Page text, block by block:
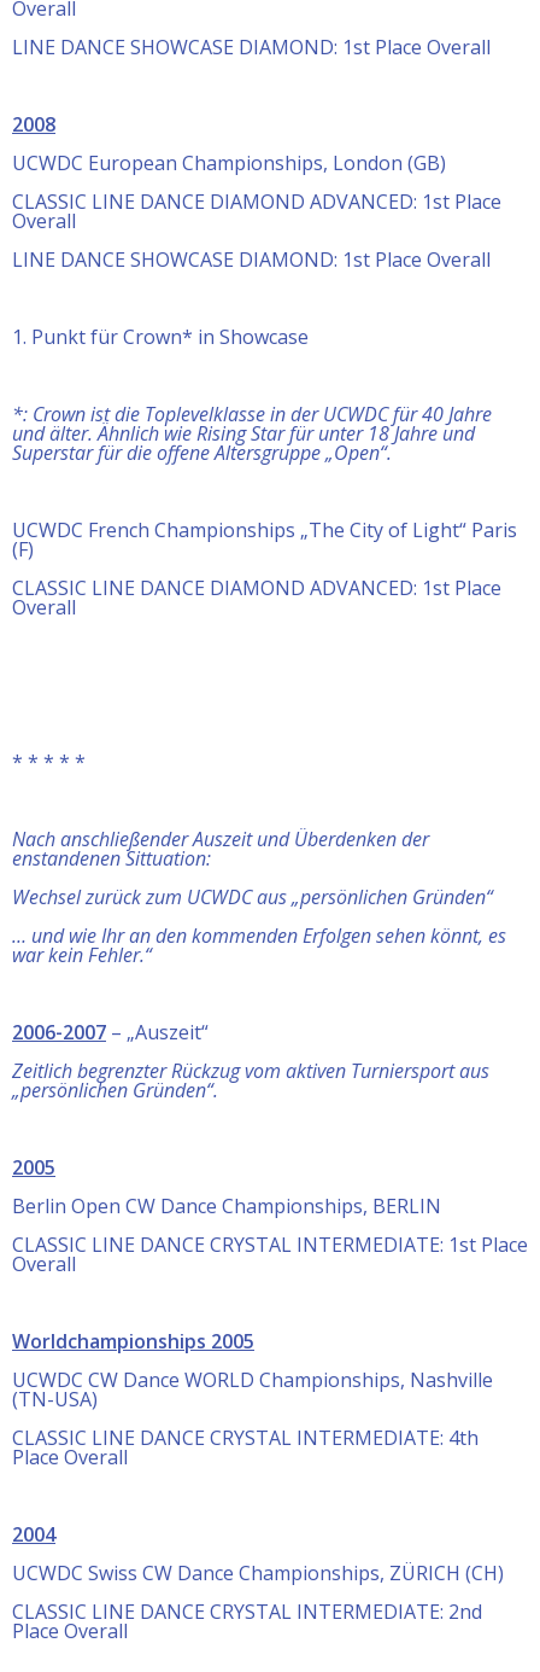
Overall
LINE DANCE SHOWCASE DIAMOND: 1st Place Overall
2008
UCWDC European Championships, London (GB)
CLASSIC LINE DANCE DIAMOND ADVANCED: 1st Place
Overall
LINE DANCE SHOWCASE DIAMOND: 1st Place Overall
1. Punkt für Crown* in Showcase
*: Crown ist die Toplevelklasse in der UCWDC für 40 Jahre
und älter. Ähnlich wie Rising Star für unter 18 Jahre und
Superstar für die offene Altersgruppe „Open“.
UCWDC French Championships „The City of Light“ Paris
(F)
CLASSIC LINE DANCE DIAMOND ADVANCED: 1st Place
Overall
* * * * *
Nach anschließender Auszeit und Überdenken der
enstandenen Sittuation:
Wechsel zurück zum UCWDC aus „persönlichen Gründen“
… und wie Ihr an den kommenden Erfolgen sehen könnt, es
war kein Fehler.“
2006-2007 – „Auszeit“
Zeitlich begrenzter Rückzug vom aktiven Turniersport aus
„persönlichen Gründen“.
2005
Berlin Open CW Dance Championships, BERLIN
CLASSIC LINE DANCE CRYSTAL INTERMEDIATE: 1st Place
Overall
Worldchampionships 2005
UCWDC CW Dance WORLD Championships, Nashville
(TN-USA)
CLASSIC LINE DANCE CRYSTAL INTERMEDIATE: 4th
Place Overall
2004
UCWDC Swiss CW Dance Championships, ZÜRICH (CH)
CLASSIC LINE DANCE CRYSTAL INTERMEDIATE: 2nd
Place Overall